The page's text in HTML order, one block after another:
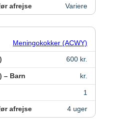
afrejse Variere
Meningokokker (ACWY)
600 kr.
– Barn kr.
1
afrejse 4 uger